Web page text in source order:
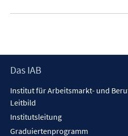
Footer
Das IAB
Institut für Arbeitsmarkt- und
Leitbild
Institutsleitung
Graduiertenprogramm